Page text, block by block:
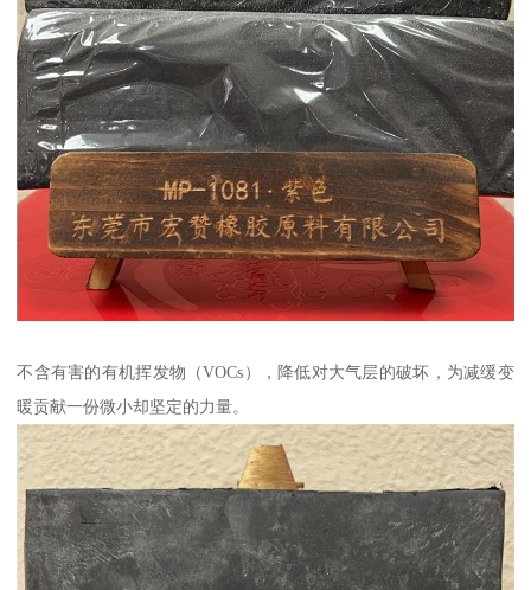
不含有害的有机挥发物（VOCs），降低对大气层的破坏，为减缓变
暖贡献一份微小却坚定的力量。